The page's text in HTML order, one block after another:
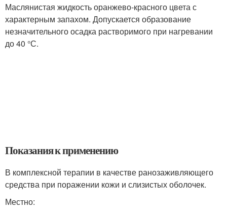
Маслянистая жидкость оранжево-красного цвета с
характерным запахом. Допускается образование
незначительного осадка растворимого при нагревании
до 40 °С.
Показания к применению
В комплексной терапии в качестве ранозаживляющего
средства при поражении кожи и слизистых оболочек.
Местно: